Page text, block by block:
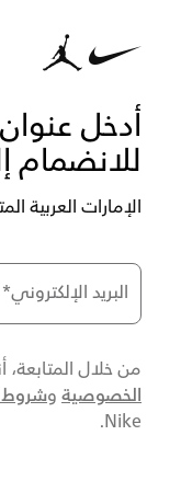
أدخل
للانضمام
الإمارات العربية
البريد الإلكتروني*
من خلال المتابعة،
الخصوصية وشروط
Nike.